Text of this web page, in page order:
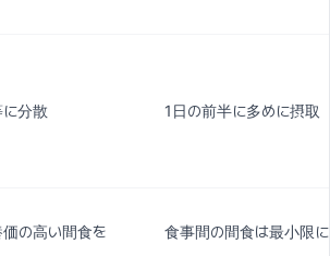
分散 1日の前半に多めに摂取
の高い間食を 食事間の間食は最小限に